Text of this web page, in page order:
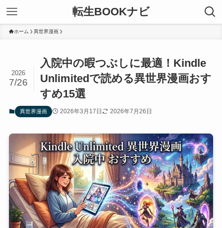
転生BOOKナビ
ホーム 異世界漫画
入院中の暇つぶしに最適！Kindle
Unlimitedで読める異世界漫画おす
すめ15選
2026
7/26
異世界漫画 2026年3月17日 2026年7月26日